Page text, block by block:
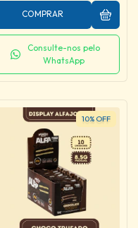
COMPRAR
Consulte-nos pelo
WhatsApp
10% OFF